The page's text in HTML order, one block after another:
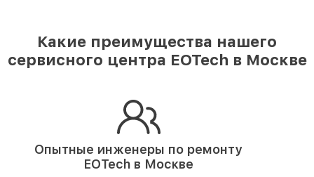
Какие преимущества нашего
сервисного центра EOTech в Москве
Опытные инженеры по ремонту
EOTech в Москве